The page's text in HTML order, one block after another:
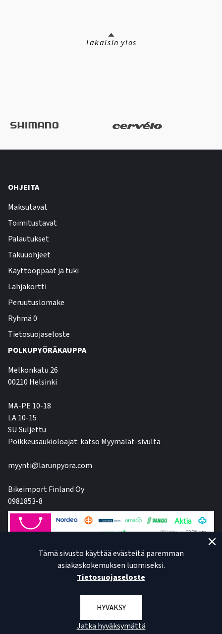
Takaisin ylös
OHJEITA
Maksutavat
Toimitustavat
Palautukset
Takuuohjeet
Käyttöoppaat ja tuki
Lahjakortti
Peruutuslomake
Ryhmä 0
Tietosuojaseloste
POLKUPYÖRÄKAUPPA
Melkonkatu 26
00210 Helsinki
MA-PE 10-18
LA 10-15
SU Suljettu
Poikkeusaukioloajat: katso Myymälät-sivulta
myynti@larunpyora.com
Bikeimport Finland Oy
0981853-8
Tämä sivusto käyttää evästeitä paremman
asiakaskokemuksen luomiseksi.
Tietosuojaseloste
HYVÄKSY
Jatka hyväksymättä